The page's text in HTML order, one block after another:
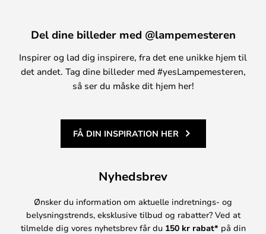
Del dine billeder med @lampemesteren
Inspirer og lad dig inspirere, fra det ene unikke hjem til
det andet. Tag dine billeder med #yesLampemesteren,
så ser du måske dit hjem her!
FÅ DIN INSPIRATION HER
Nyhedsbrev
Ønsker du information om aktuelle indretnings- og
belysningstrends, eksklusive tilbud og rabatter? Ved at
tilmelde dig vores nyhetsbrev får du 150 kr rabat* på din